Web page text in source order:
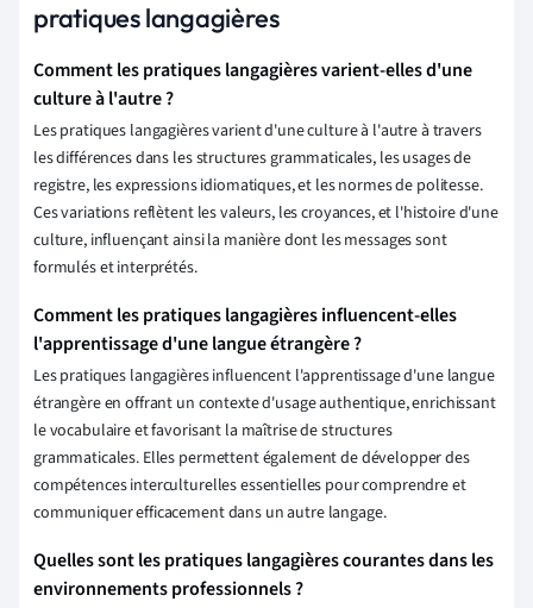
pratiques langagières
Comment les pratiques langagières varient-elles d'une
culture à l'autre ?
Les pratiques langagières varient d'une culture à l'autre à travers
les différences dans les structures grammaticales, les usages de
registre, les expressions idiomatiques, et les normes de politesse.
Ces variations reflètent les valeurs, les croyances, et l'histoire d'une
culture, influençant ainsi la manière dont les messages sont
formulés et interprétés.
Comment les pratiques langagières influencent-elles
l'apprentissage d'une langue étrangère ?
Les pratiques langagières influencent l'apprentissage d'une langue
étrangère en offrant un contexte d'usage authentique, enrichissant
le vocabulaire et favorisant la maîtrise de structures
grammaticales. Elles permettent également de développer des
compétences interculturelles essentielles pour comprendre et
communiquer efficacement dans un autre langage.
Quelles sont les pratiques langagières courantes dans les
environnements professionnels ?